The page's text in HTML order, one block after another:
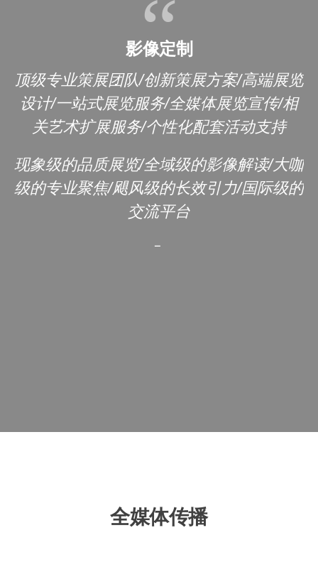
影像定制
顶级专业策展团队/创新策展方案/高端展览
设计/一站式展览服务/全媒体展览宣传/相
关艺术扩展服务/个性化配套活动支持
现象级的品质展览/全域级的影像解读/大咖
级的专业聚焦/飓风级的长效引力/国际级的
交流平台
全媒体传播